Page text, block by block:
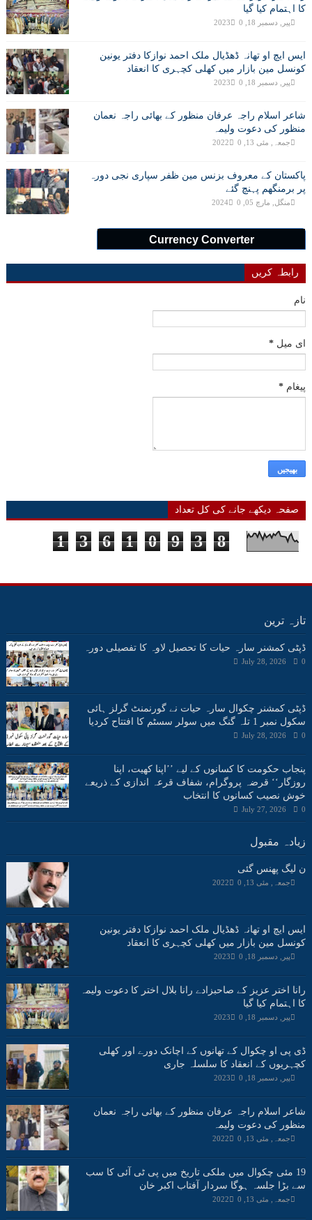
کا اہتمام کیا گیا
پیر, دسمبر 18, 2023 0
ایس ایچ او تھانہ ڈھڈیال ملک احمد نوازکا دفتر یونین
کونسل مین بازار میں کھلی کچہری کا انعقاد
پیر, دسمبر 18, 2023 0
شاعر اسلام راجہ عرفان منظور کے بھائی راجہ نعمان
منظور کی دعوت ولیمہ
جمعہ, مئی 13, 2022 0
پاکستان کے معروف بزنس مین ظفر سپاری نجی دورہ
پر برمنگھم پہنچ گئے
منگل, مارچ 05, 2024 0
Currency Converter
رابطہ کریں
نام
ای میل *
پیغام *
صفحہ دیکھے جانے کی کل تعداد
1 3 6 1 0 9 3 8
تازہ ترین
ڈپٹی کمشنر سارہ حیات کا تحصیل لاوہ کا تفصیلی دورہ
July 28, 2026 0
ڈپٹی کمشنر چکوال سارہ حیات نے گورنمنٹ گرلز ہائی
سکول نمبر 1 تلہ گنگ میں سولر سسٹم کا افتتاح کردیا
July 28, 2026 0
پنجاب حکومت کا کسانوں کے لیے ’’اپنا کھیت، اپنا
روزگار‘‘ قرضہ پروگرام، شفاف قرعہ اندازی کے ذریعے
خوش نصیب کسانوں کا انتخاب
July 27, 2026 0
زیادہ مقبول
ن لیگ پھنس گئی
جمعہ, مئی 13, 2022 0
ایس ایچ او تھانہ ڈھڈیال ملک احمد نوازکا دفتر یونین
کونسل مین بازار میں کھلی کچہری کا انعقاد
پیر, دسمبر 18, 2023 0
رانا اختر عزیز کے صاحبزادے رانا بلال اختر کا دعوت ولیمہ
کا اہتمام کیا گیا
پیر, دسمبر 18, 2023 0
ڈی پی او چکوال کے تھانوں کے اچانک دورے اور کھلی
کچہریوں کے انعقاد کا سلسلہ جاری
پیر, دسمبر 18, 2023 0
شاعر اسلام راجہ عرفان منظور کے بھائی راجہ نعمان
منظور کی دعوت ولیمہ
جمعہ, مئی 13, 2022 0
19 مئی چکوال میں ملکی تاریخ میں پی ٹی آئی کا سب
سے بڑا جلسہ ہوگا سردار آفتاب اکبر خان
جمعہ, مئی 13, 2022 0